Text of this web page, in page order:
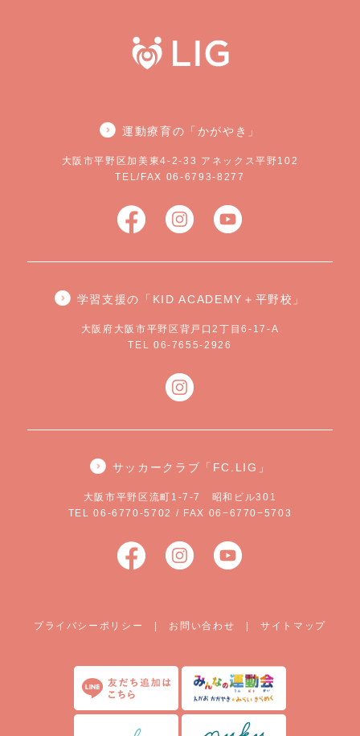
運動療育の「かがやき」
大阪市平野区加美東4-2-33 アネックス平野102
TEL/FAX 06-6793-8277
学習支援の「KID ACADEMY＋平野校」
大阪府大阪市平野区背戸口2丁目6-17-A
TEL 06-7655-2926
サッカークラブ「FC.LIG」
大阪市平野区流町1-7-7 昭和ビル301
TEL 06-6770-5702 / FAX 06−6770−5703
プライバシーポリシー | お問い合わせ |サイトマップ